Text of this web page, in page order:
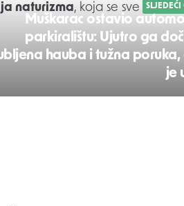
naturizma, koja se sve više
Muškarac ostavio
parkiralištu: Ujutro ga
hauba i tužna poruka,
je